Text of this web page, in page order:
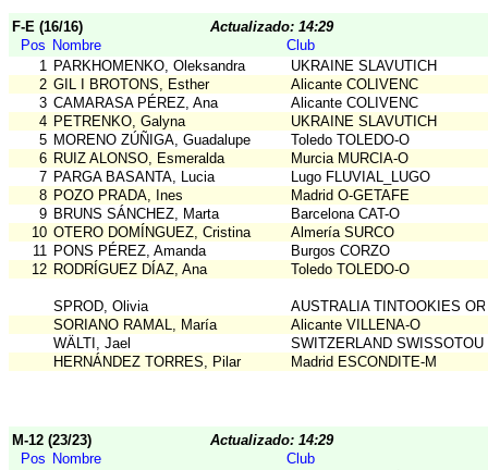
F-E (16/16)
Actualizado: 14:29
Pos Nombre
Club
1 PARKHOMENKO, Oleksandra
UKRAINE SLAVUTICH
2 GIL I BROTONS, Esther
Alicante COLIVENC
3 CAMARASA PÉREZ, Ana
Alicante COLIVENC
4 PETRENKO, Galyna
UKRAINE SLAVUTICH
5 MORENO ZÚÑIGA, Guadalupe
Toledo TOLEDO-O
6 RUIZ ALONSO, Esmeralda
Murcia MURCIA-O
7 PARGA BASANTA, Lucia
Lugo FLUVIAL_LUGO
8 POZO PRADA, Ines
Madrid O-GETAFE
9 BRUNS SÁNCHEZ, Marta
Barcelona CAT-O
10 OTERO DOMÍNGUEZ, Cristina
Almería SURCO
11 PONS PÉREZ, Amanda
Burgos CORZO
12 RODRÍGUEZ DÍAZ, Ana Toledo TOLEDO-O
SPROD, Olivia
AUSTRALIA TINTOOKIES
SORIANO RAMAL, María
Alicante VILLENA-O
WÄLTI, Jael
SWITZERLAND
HERNÁNDEZ TORRES, Pilar
Madrid ESCONDITE-M
M-12 (23/23)
Actualizado: 14:29
Pos Nombre
Club